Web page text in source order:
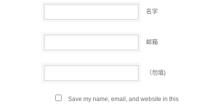
名字
邮箱
（勿填)
Save my name, email, and website in this